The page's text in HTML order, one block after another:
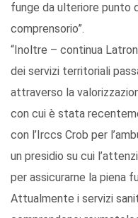
funge da ulteriore punto
comprensorio”.
“Inoltre – continua
dei servizi territoriali
attraverso la
con cui è stata
con l’Irccs Crob per
un presidio su cui
per assicurarne la piena
Attualmente i servizi